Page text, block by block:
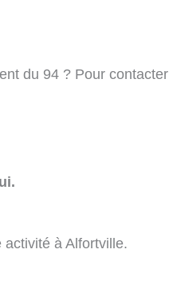
du 94 ? Pour contacter
à Alfortville.